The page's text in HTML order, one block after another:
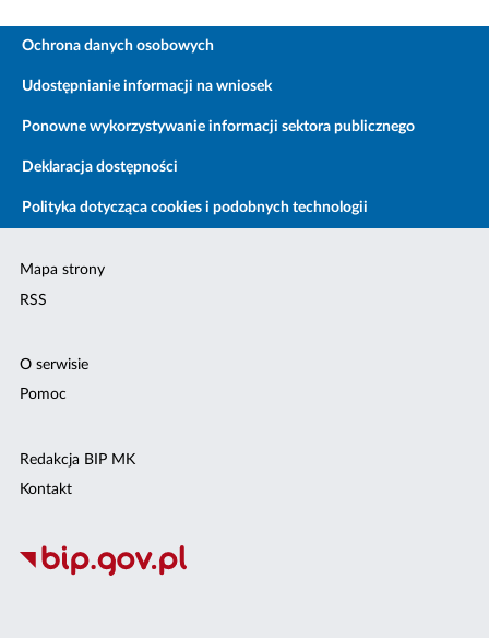
Ochrona danych osobowych
Udostępnianie informacji na wniosek
Ponowne wykorzystywanie informacji sektora publicznego
Deklaracja dostępności
Polityka dotycząca cookies i podobnych technologii
Mapa strony
RSS
O serwisie
Pomoc
Redakcja BIP MK
Kontakt